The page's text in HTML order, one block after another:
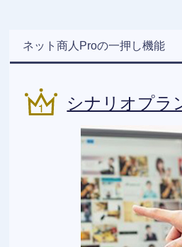
ネット商人Proの一押し機能
シナリオプラ